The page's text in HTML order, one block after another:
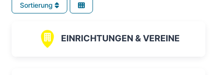
Sortierung
EINRICHTUNGEN & VEREINE